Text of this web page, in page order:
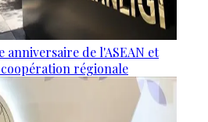
anniversaire de l'ASEAN et
régionale